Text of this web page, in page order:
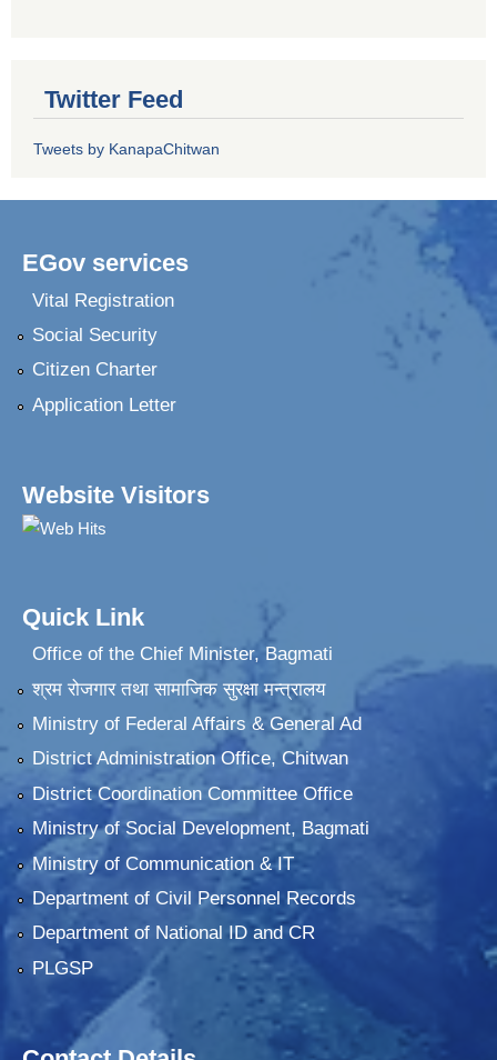
Twitter Feed
Tweets by KanapaChitwan
EGov services
Vital Registration
Social Security
Citizen Charter
Application Letter
Website Visitors
Quick Link
Office of the Chief Minister, Bagmati
श्रम रोजगार तथा सामाजिक सुरक्षा मन्त्रालय
Ministry of Federal Affairs & General Ad
District Administration Office, Chitwan
District Coordination Committee Office
Ministry of Social Development, Bagmati
Ministry of Communication & IT
Department of Civil Personnel Records
Department of National ID and CR
PLGSP